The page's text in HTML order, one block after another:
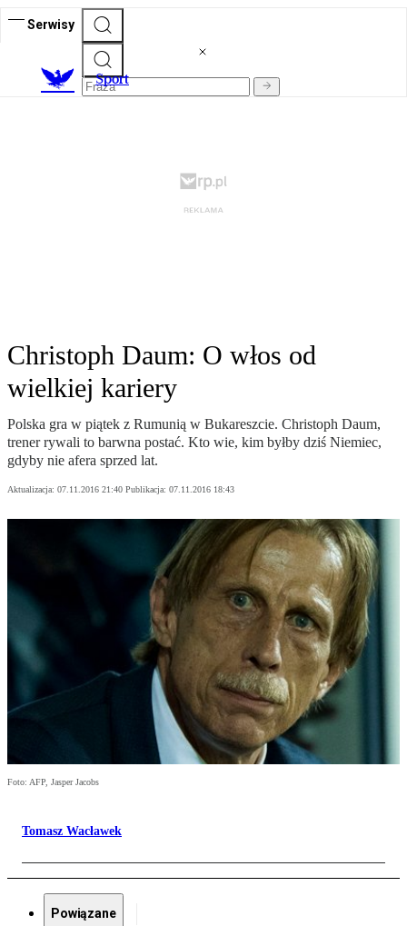
Serwisy
Sport
Christoph Daum: O włos od
wielkiej kariery
Polska gra w piątek z Rumunią w Bukareszcie. Christoph Daum,
trener rywali to barwna postać. Kto wie, kim byłby dziś Niemiec,
gdyby nie afera sprzed lat.
Aktualizacja: 07.11.2016 21:40 Publikacja: 07.11.2016 18:43
Foto: AFP, Jasper Jacobs
Tomasz Wacławek
Powiązane